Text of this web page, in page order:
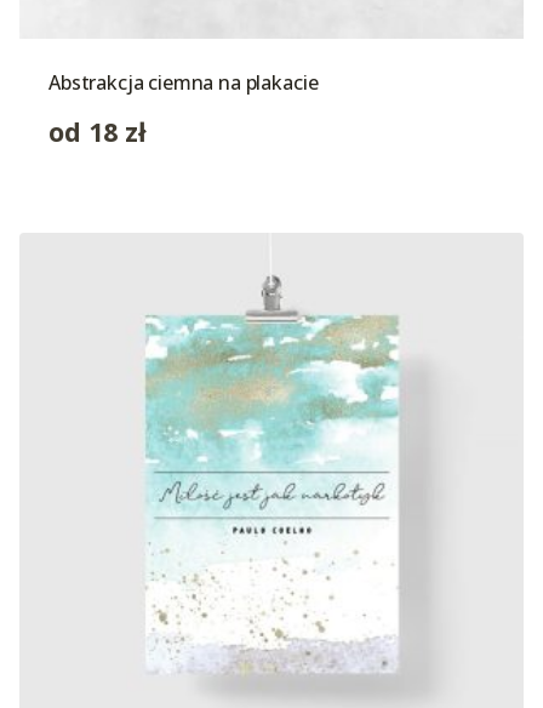
Abstrakcja ciemna na plakacie
od 18 zł